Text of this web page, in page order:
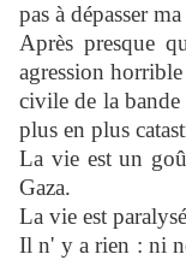
pas à dépasser
Après presque
agression
civile de la bande
plus en plus
La vie est un
Gaza.
La vie est
Il n' y a rien : ni